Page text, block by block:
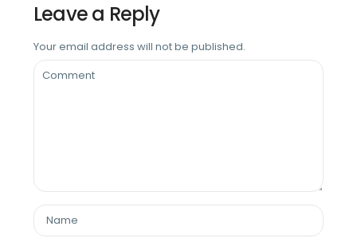
Leave a Reply
Your email address will not be published.